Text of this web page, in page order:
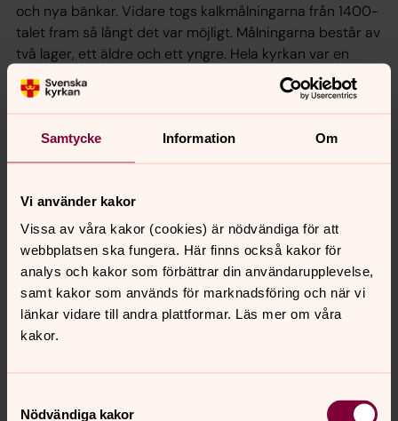
Samtycke Information Om
Vi använder kakor
Vissa av våra kakor (cookies) är nödvändiga för att
webbplatsen ska fungera. Här finns också kakor för
analys och kakor som förbättrar din användarupplevelse,
samt kakor som används för marknadsföring och när vi
länkar vidare till andra plattformar. Läs mer om våra
kakor.
Nödvändiga kakor
och nya bänkar. Vidare togs kalkmålningarna från 1400-
talet fram så långt det var möjligt. Målningarna består av
två lager, ett äldre och ett yngre. Hela kyrkan var en
gång dekorerad, men nu återstår bara fragment. Bland
dessa finns en unik svit med bilder ur S:t Henriks legend.
Här kan man också se Sveriges äldsta målade bild av en
skidåkare.
Korfönstret är tillverkat av Harald Lindberg 1974 och
inspirerat av Erik Axel Karlfeldts dikt Psaltare och lyra
På Österunda kyrkogård finns en minneslund med
möjlighet att gräva ner aska.